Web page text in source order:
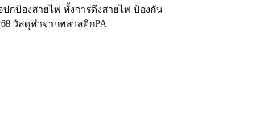
อปกป้องสายไฟ ทั้งการดึงสายไฟ ป้องกัน
วัสดุทำจากพลาสติกPA